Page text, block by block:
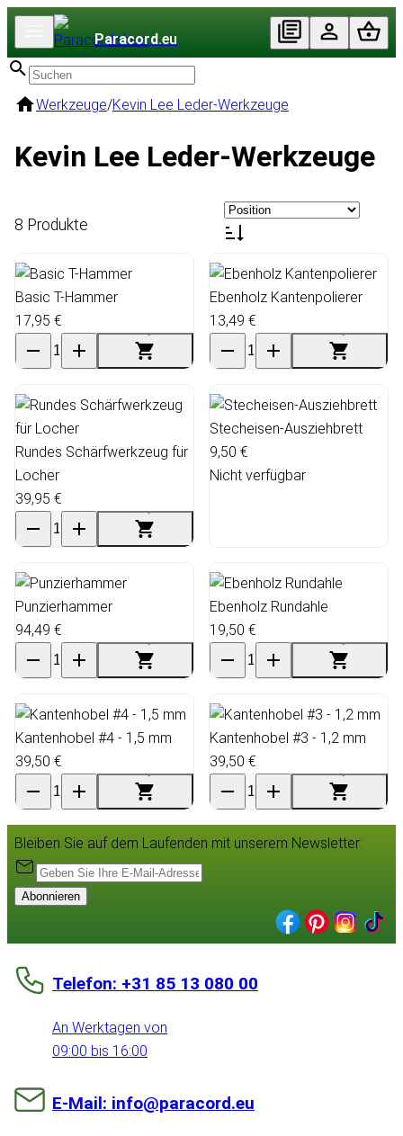
Paracord.eu
Werkzeuge/Kevin Lee Leder-Werkzeuge
Kevin Lee Leder-Werkzeuge
8 Produkte
Basic T-Hammer
17,95 €
Ebenholz Kantenpolierer
13,49 €
Rundes Schärfwerkzeug für
Locher
39,95 €
Stecheisen-Ausziehbrett
9,50 €
Nicht verfügbar
Punzierhammer
94,49 €
Ebenholz Rundahle
19,50 €
Kantenhobel #4 - 1,5 mm
39,50 €
Kantenhobel #3 - 1,2 mm
39,50 €
Bleiben Sie auf dem Laufenden mit unserem Newsletter:
Abonnieren
Telefon: +31 85 13 080 00
An Werktagen von
09:00 bis 16:00
E-Mail: info@paracord.eu